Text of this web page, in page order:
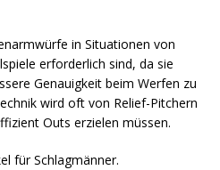
in Situationen von
erforderlich sind, da sie
Genauigkeit beim Werfen zu
wird oft von Relief-Pitchern
Outs erzielen müssen.
für Schlagmänner.